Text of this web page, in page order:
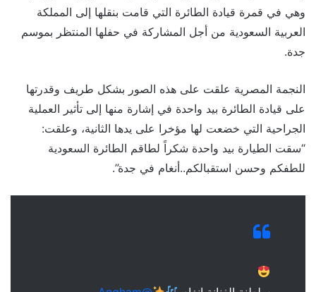
وهي في قمرة قيادة الطائرة التي قامت بنقلها إلى المملكة
العربية السعودية من أجل المشاركة في حفلها المنتظر بموسم
جدة.
النجمة المصرية علقت على هذه الصور بشكل طريف وقدرتها
على قيادة الطائرة بيد واحدة في إشارة منها إلى تأثير العملية
الجراحية التي خضعت لها مؤخرا على يدها الثانية، وعلقت:
“سقت الطيارة بيد واحدة شكراً لطاقم الطائرة السعودية
للطفكم وحسن استقبالكم..أنغام في جدة”.